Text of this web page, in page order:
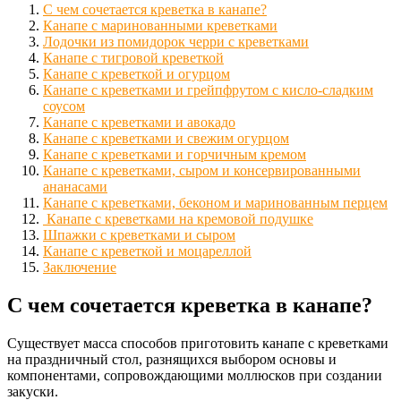
С чем сочетается креветка в канапе?
Канапе с маринованными креветками
Лодочки из помидорок черри с креветками
Канапе с тигровой креветкой
Канапе с креветкой и огурцом
Канапе с креветками и грейпфрутом с кисло-сладким
соусом
Канапе с креветками и авокадо
Канапе с креветками и свежим огурцом
Канапе с креветками и горчичным кремом
Канапе с креветками, сыром и консервированными
ананасами
Канапе с креветками, беконом и маринованным перцем
Канапе с креветками на кремовой подушке
Шпажки с креветками и сыром
Канапе с креветкой и моцареллой
Заключение
С чем сочетается креветка в канапе?
Существует масса способов приготовить канапе с креветками
на праздничный стол, разнящихся выбором основы и
компонентами, сопровождающими моллюсков при создании
закуски.